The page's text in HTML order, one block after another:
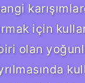
için
olan